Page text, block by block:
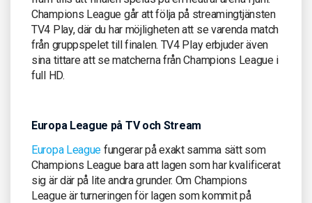
Champions League går att följa på streamingtjänsten
TV4 Play, där du har möjligheten att se varenda match
från gruppspelet till finalen. TV4 Play erbjuder även
sina tittare att se matcherna från Champions League i
full HD.
Europa League på TV och Stream
Europa League fungerar på exakt samma sätt som
Champions League bara att lagen som har kvalificerat
sig är där på lite andra grunder. Om Champions
League är turneringen för lagen som kommit på